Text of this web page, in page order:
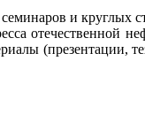
и круглых
отечественной
(презентации,